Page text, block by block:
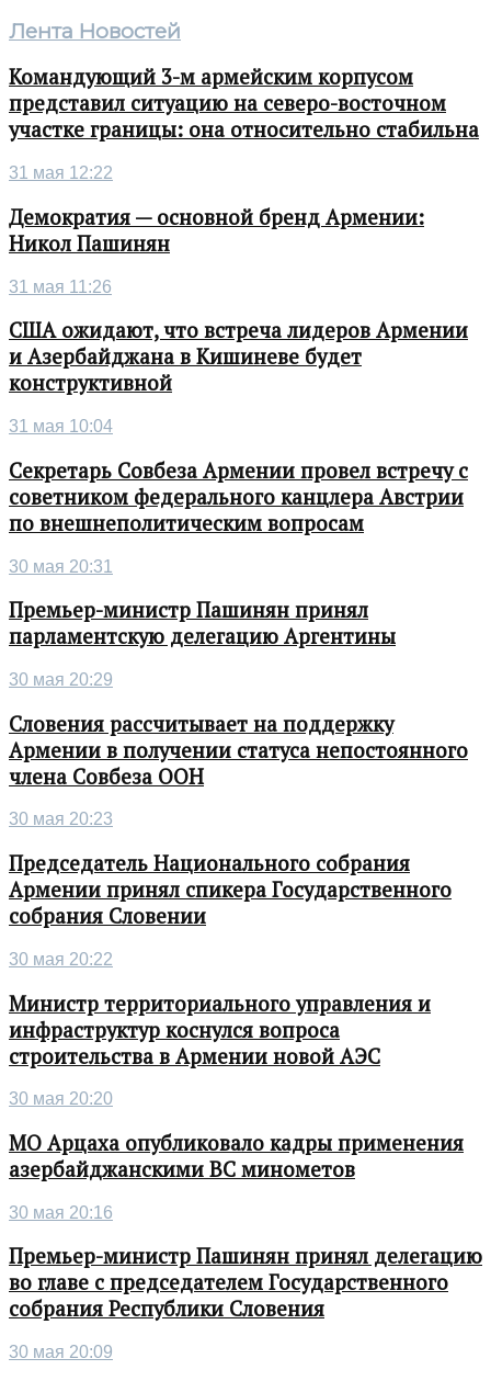
Лента Новостей
Командующий 3-м армейским корпусом
представил ситуацию на северо-восточном
участке границы: она относительно стабильна
31 мая 12:22
Демократия — основной бренд Армении:
Никол Пашинян
31 мая 11:26
США ожидают, что встреча лидеров Армении
и Азербайджана в Кишиневе будет
конструктивной
31 мая 10:04
Секретарь Совбеза Армении провел встречу с
советником федерального канцлера Австрии
по внешнеполитическим вопросам
30 мая 20:31
Премьер-министр Пашинян принял
парламентскую делегацию Аргентины
30 мая 20:29
Словения рассчитывает на поддержку
Армении в получении статуса непостоянного
члена Совбеза ООН
30 мая 20:23
Председатель Национального собрания
Армении принял спикера Государственного
собрания Словении
30 мая 20:22
Министр территориального управления и
инфраструктур коснулся вопроса
строительства в Армении новой АЭС
30 мая 20:20
МО Арцаха опубликовало кадры применения
азербайджанскими ВС минометов
30 мая 20:16
Премьер-министр Пашинян принял делегацию
во главе с председателем Государственного
собрания Республики Словения
30 мая 20:09